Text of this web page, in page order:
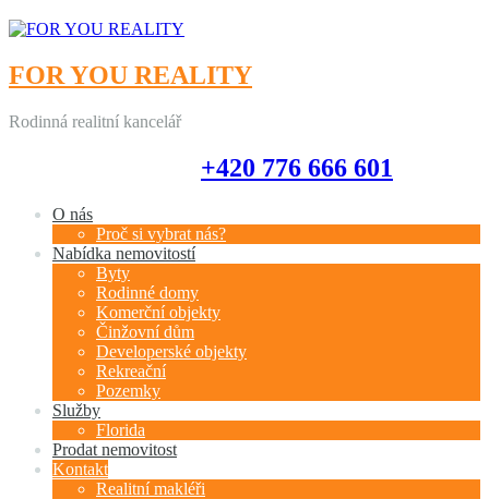
FOR YOU REALITY
Rodinná realitní kancelář
+420 776 666 601
O nás
Proč si vybrat nás?
Nabídka nemovitostí
Byty
Rodinné domy
Komerční objekty
Činžovní dům
Developerské objekty
Rekreační
Pozemky
Služby
Florida
Prodat nemovitost
Kontakt
Realitní makléři